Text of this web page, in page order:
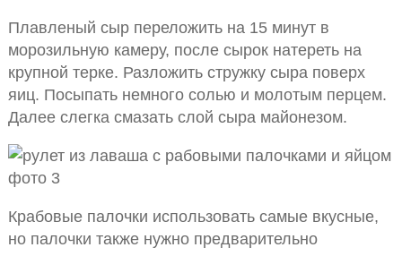
Плавленый сыр переложить на 15 минут в
морозильную камеру, после сырок натереть на
крупной терке. Разложить стружку сыра поверх
яиц. Посыпать немного солью и молотым перцем.
Далее слегка смазать слой сыра майонезом.
Крабовые палочки использовать самые вкусные,
но палочки также нужно предварительно